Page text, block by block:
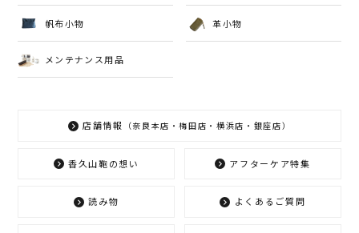
帆布小物
メンテナンス用品
革小物
店舗情報 （奈良本店・梅田店・横浜店・銀座店）
香久山鞄の想い アフターケア特集
読み物 よくあるご質問